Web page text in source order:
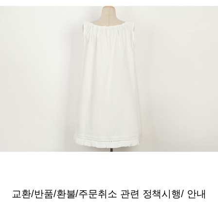
교환/반품/환불/주문취소 관련 정책시행/ 안내